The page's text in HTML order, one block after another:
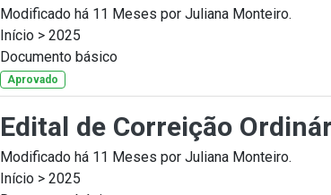
Modificado há 11 Meses por Juliana Monteiro.
Início > 2025
Documento básico
Aprovado
Edital de Correição
Modificado há 11 Meses por Juliana Monteiro.
Início > 2025